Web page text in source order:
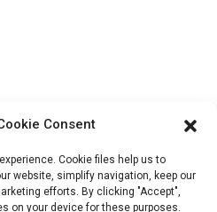
Consent
Cookie files help us to
website, simplify navigation, keep our
efforts. By clicking "Accept",
on your device for these purposes.